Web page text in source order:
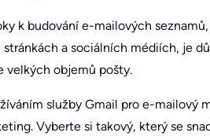
k budování e-mailových
a sociálních médiích, je
velkých objemů pošty.
služby Gmail pro e-mailový
Vyberte si takový, který se